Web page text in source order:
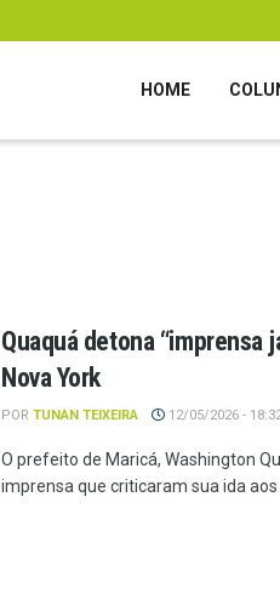
HOME
Quaquá detona “imprensa
Nova York
POR TUNAN TEIXEIRA 12/05/2026 -
O prefeito de Maricá, Washington
imprensa que criticaram sua ida aos